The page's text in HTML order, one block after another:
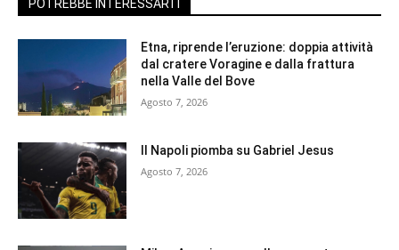
POTREBBE INTERESSARTI
Etna, riprende l’eruzione: doppia attività
dal cratere Voragine e dalla frattura
nella Valle del Bove
Agosto 7, 2026
Il Napoli piomba su Gabriel Jesus
Agosto 7, 2026